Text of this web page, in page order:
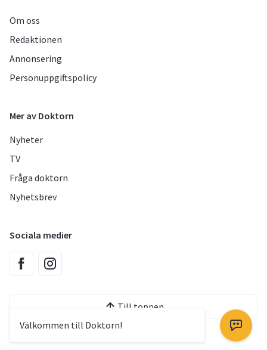
Välkommen till Doktorn!
Om oss
Redaktionen
Annonsering
Personuppgiftspolicy
Mer av Doktorn
Nyheter
TV
Fråga doktorn
Nyhetsbrev
Sociala medier
Till toppen